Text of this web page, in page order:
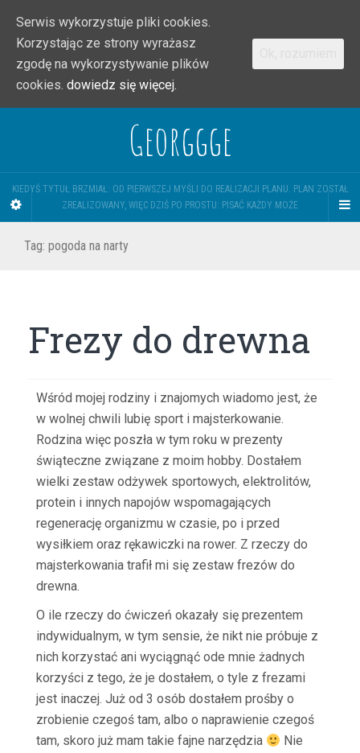
Georggge
KIEDYŚ TYTUŁ BRZMIAŁ: OD PIERWSZEJ MYŚLI DO REALIZACJI PLANU. PLAN ZOSTAŁ
ZREALIZOWANY, WIĘC DZIŚ PO PROSTU: PISAĆ KAŻDY MOŻE
Tag: pogoda na narty
Frezy do drewna
Wśród mojej rodziny i znajomych wiadomo jest, że
w wolnej chwili lubię sport i majsterkowanie.
Rodzina więc poszła w tym roku w prezenty
świąteczne związane z moim hobby. Dostałem
wielki zestaw odżywek sportowych, elektrolitów,
protein i innych napojów wspomagających
regenerację organizmu w czasie, po i przed
wysiłkiem oraz rękawiczki na rower. Z rzeczy do
majsterkowania trafił mi się zestaw frezów do
drewna.
O ile rzeczy do ćwiczeń okazały się prezentem
indywidualnym, w tym sensie, że nikt nie próbuje z
nich korzystać ani wyciągnąć ode mnie żadnych
korzyści z tego, że je dostałem, o tyle z frezami
jest inaczej. Już od 3 osób dostałem prośby o
zrobienie czegoś tam, albo o naprawienie czegoś
tam, skoro już mam takie fajne narzędzia
Nie
Serwis wykorzystuje pliki cookies.
Korzystając ze strony wyrażasz
zgodę na wykorzystywanie plików
cookies. dowiedz się więcej.